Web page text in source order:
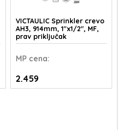
VICTAULIC Sprinkler crevo
AH3, 914mm, 1"x1/2", MF,
prav priključak
MP cena:
2.459